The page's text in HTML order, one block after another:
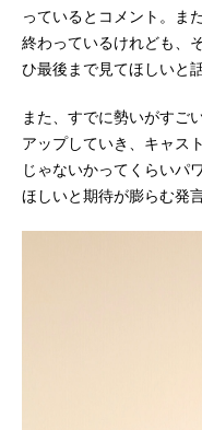
っているとコメント。ま
終わっているけれども、
ひ最後まで見てほしいと
また、すでに勢いがすご
アップしていき、キャス
じゃないかってくらいパ
ほしいと期待が膨らむ発